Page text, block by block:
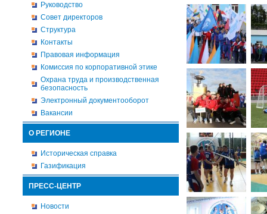
Руководство
Совет директоров
Структура
Контакты
Правовая информация
Комиссия по корпоративной этике
Охрана труда и производственная
безопасность
Электронный документооборот
Вакансии
О РЕГИОНЕ
Историческая справка
Газификация
ПРЕСС-ЦЕНТР
Новости